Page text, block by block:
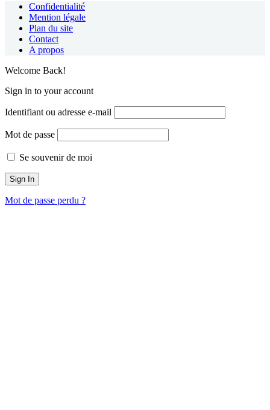
Confidentialité
Mention légale
Plan du site
Contact
A propos
Welcome Back!
Sign in to your account
Identifiant ou adresse e-mail
Mot de passe
Se souvenir de moi
Mot de passe perdu ?